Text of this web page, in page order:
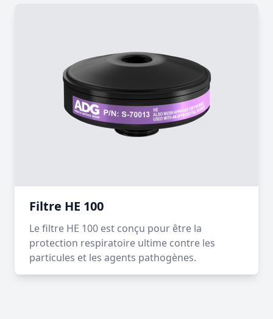
Filtre HE 100
Le filtre HE 100 est conçu pour être la
protection respiratoire ultime contre les
particules et les agents pathogènes.